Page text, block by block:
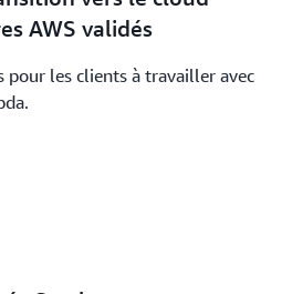
AWS validés
pour les clients à travailler avec